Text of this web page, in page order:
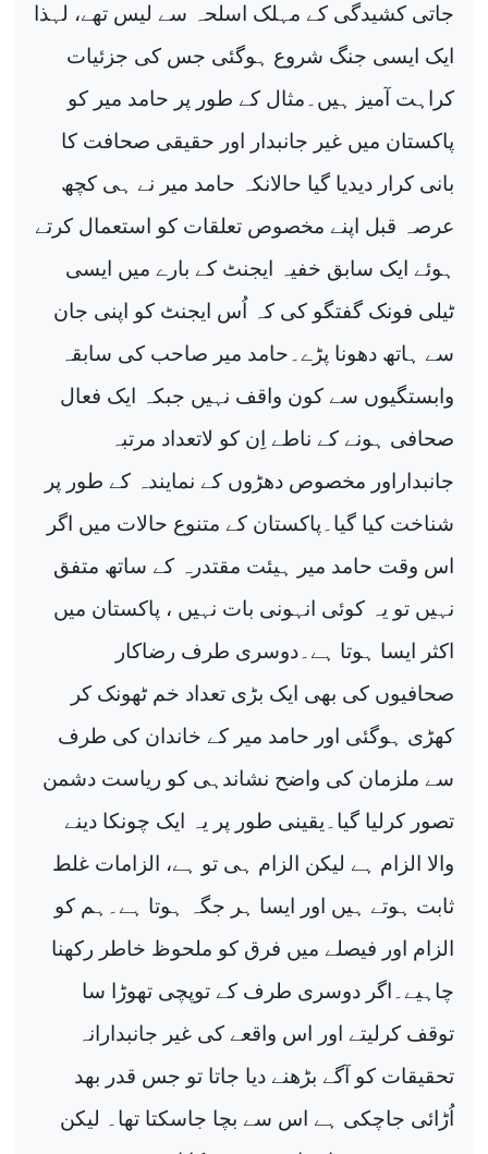
جاتی کشیدگی کے مہلک اسلحہ سے لیس تھے، لہذا
ایک ایسی جنگ شروع ہوگئی جس کی جزئیات
کراہت آمیز ہیں۔مثال کے طور پر حامد میر کو
پاکستان میں غیر جانبدار اور حقیقی صحافت کا
بانی کرار دیدیا گیا حالانکہ حامد میر نے ہی کچھ
عرصہ قبل اپنے مخصوص تعلقات کو استعمال کرتے
ہوئے ایک سابق خفیہ ایجنٹ کے بارے میں ایسی
ٹیلی فونک گفتگو کی کہ اُس ایجنٹ کو اپنی جان
سے ہاتھ دھونا پڑے۔حامد میر صاحب کی سابقہ
وابستگیوں سے کون واقف نہیں جبکہ ایک فعال
صحافی ہونے کے ناطے اِن کو لاتعداد مرتبہ
جانبداراور مخصوص دھڑوں کے نمایندہ کے طور پر
شناخت کیا گیا۔پاکستان کے متنوع حالات میں اگر
اس وقت حامد میر ہیئت مقتدرہ کے ساتھ متفق
نہیں تو یہ کوئی انہونی بات نہیں ، پاکستان میں
اکثر ایسا ہوتا ہے۔دوسری طرف رضاکار
صحافیوں کی بھی ایک بڑی تعداد خم ٹھونک کر
کھڑی ہوگئی اور حامد میر کے خاندان کی طرف
سے ملزمان کی واضح نشاندہی کو ریاست دشمن
تصور کرلیا گیا۔یقینی طور پر یہ ایک چونکا دینے
والا الزام ہے لیکن الزام ہی تو ہے، الزامات غلط
ثابت ہوتے ہیں اور ایسا ہر جگہ ہوتا ہے۔ہم کو
الزام اور فیصلے میں فرق کو ملحوظ خاطر رکھنا
چاہیے۔اگر دوسری طرف کے توپچی تھوڑا سا
توقف کرلیتے اور اس واقعے کی غیر جانبدارانہ
تحقیقات کو آگے بڑھنے دیا جاتا تو جس قدر بھد
اُڑائی جاچکی ہے اس سے بچا جاسکتا تھا۔ لیکن